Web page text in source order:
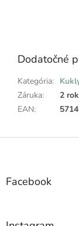
Dodatočné
Kategória:
Záruka:
2
EAN:
Z
Facebook